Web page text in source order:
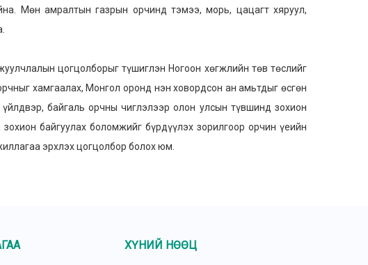
Мөн амралтын газрын орчинд тэмээ, морь, цацагт хяруул,
цогцолборыг түшиглэн Ногоон хөгжлийн төв төслийг
хамгаалах, Монгол оронд нэн ховордсон ан амьтдыг өсгөн
байгаль орчны чиглэлээр олон улсын түвшинд зохион
байгуулах боломжийг бүрдүүлэх зорилгоор орчин үеийн
эрхлэх цогцолбор болох юм.
ХҮНИЙ НӨӨЦ